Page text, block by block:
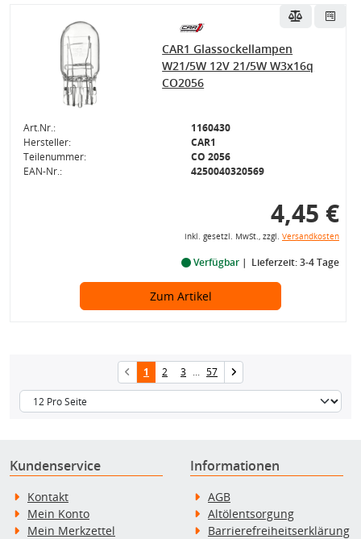
CAR1 Glassockellampen
W21/5W 12V 21/5W W3x16q
CO2056
Art.Nr.:
1160430
Hersteller:
CAR1
Teilenummer:
CO 2056
EAN-Nr.:
4250040320569
4,45 €
inkl. gesetzl. MwSt., zzgl. Versandkosten
Verfügbar Lieferzeit: 3-4 Tage
Zum Artikel
1 2 3 ... 57
Kundenservice
Kontakt
Mein Konto
Mein Merkzettel
Informationen
AGB
Altölentsorgung
Barrierefreiheitserklärung